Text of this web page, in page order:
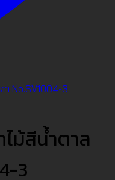
ม้สีน้ำตาล
3